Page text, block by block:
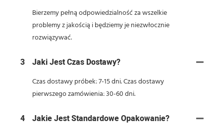
Bierzemy pełną odpowiedzialność za wszelkie
problemy z jakością i będziemy je niezwłocznie
rozwiązywać.
3 Jaki Jest Czas Dostawy?
Czas dostawy próbek: 7-15 dni. Czas dostawy
pierwszego zamówienia: 30-60 dni.
4 Jakie Jest Standardowe Opakowanie?